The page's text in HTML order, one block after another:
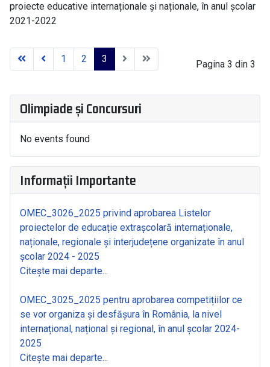
proiecte educative internaționale și naționale, în anul școlar
2021-2022
Pagina 3 din 3
1 2 3
Olimpiade și Concursuri
No events found
Informații Importante
OMEC_3026_2025 privind aprobarea Listelor
proiectelor de educație extrașcolară internaționale,
naționale, regionale și interjudețene organizate în anul
școlar 2024 - 2025
Citește mai departe...
OMEC_3025_2025 pentru aprobarea competițiilor ce
se vor organiza și desfășura în România, la nivel
internațional, național și regional, în anul școlar 2024-
2025
Citește mai departe...